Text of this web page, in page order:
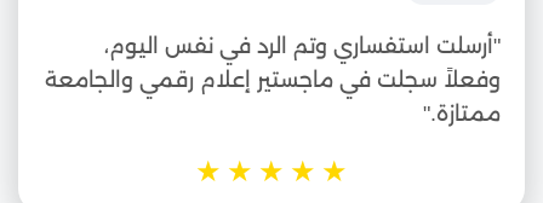
"أرسلت استفساري وتم الرد في نفس اليوم،
وفعلاً سجلت في ماجستير إعلام رقمي والجامعة
ممتازة."
★
★
★
★
★